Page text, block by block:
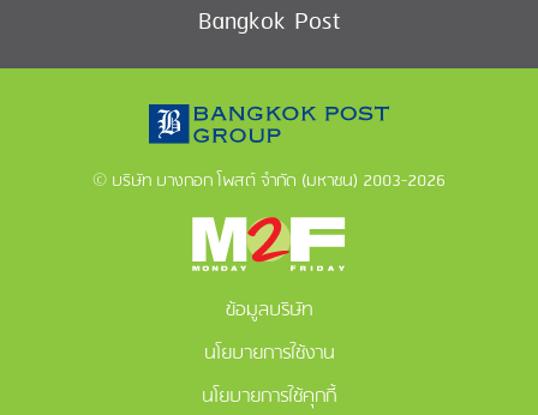
Bangkok Post
© บริษัท บางกอก โพสต์ จำกัด (มหาชน) 2003-2026
ข้อมูลบริษัท
นโยบายการใช้งาน
นโยบายการใช้คุกกี้